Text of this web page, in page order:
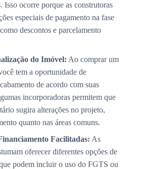
Isso ocorre porque as construtoras
especiais de pagamento na fase
descontos e parcelamento
do Imóvel: Ao comprar um
tem a oportunidade de
de acordo com suas
incorporadoras permitem que
sugira alterações no projeto,
quanto nas áreas comuns.
Facilitadas: As
oferecer diferentes opções de
podem incluir o uso do FGTS ou